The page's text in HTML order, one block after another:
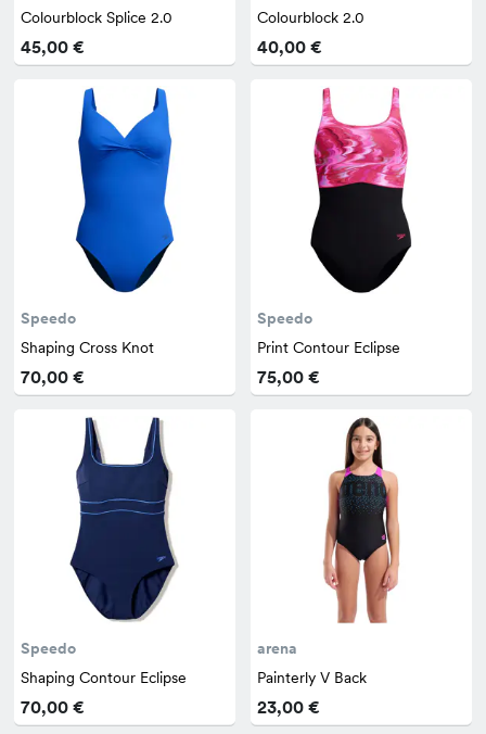
Colourblock Splice 2.0
45,00 €
Colourblock 2.0
40,00 €
Speedo
Shaping Cross Knot
70,00 €
Speedo
Print Contour Eclipse
75,00 €
Speedo
Shaping Contour Eclipse
70,00 €
arena
Painterly V Back
23,00 €